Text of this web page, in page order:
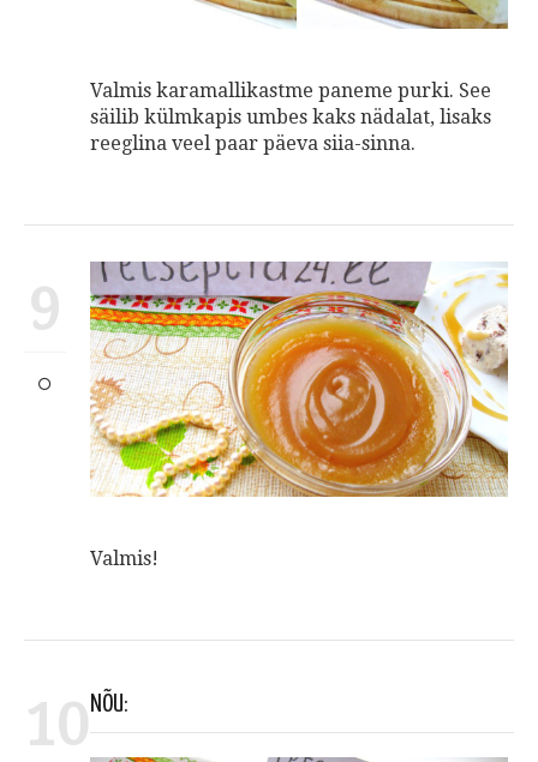
Valmis karamallikastme paneme purki. See
säilib külmkapis umbes kaks nädalat, lisaks
reeglina veel paar päeva siia-sinna.
9
Valmis!
10 NÕU: